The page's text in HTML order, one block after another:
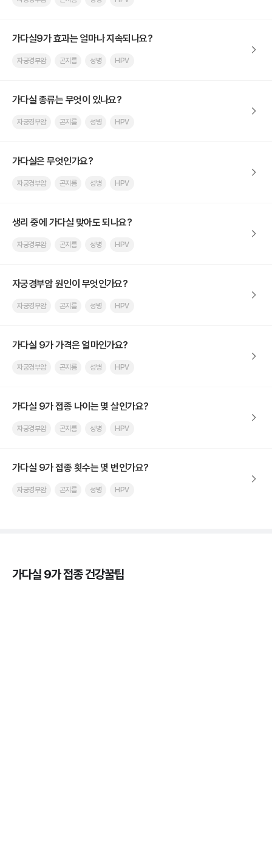
가다실9가 효과는 얼마나 지속되나요?
자궁경부암 곤지름 성병 HPV
가다실 종류는 무엇이 있나요?
자궁경부암 곤지름 성병 HPV
가다실은 무엇인가요?
자궁경부암 곤지름 성병 HPV
생리 중에 가다실 맞아도 되나요?
자궁경부암 곤지름 성병 HPV
자궁경부암 원인이 무엇인가요?
자궁경부암 곤지름 성병 HPV
가다실 9가 가격은 얼마인가요?
자궁경부암 곤지름 성병 HPV
가다실 9가 접종 나이는 몇 살인가요?
자궁경부암 곤지름 성병 HPV
가다실 9가 접종 횟수는 몇 번인가요?
자궁경부암 곤지름 성병 HPV
가다실 9가 접종 건강꿀팁